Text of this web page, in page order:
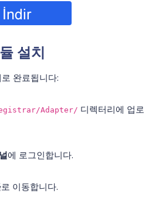
설치
완료됩니다:
Adapter/ 디렉터리에 업로
에 로그인합니다.
로 이동합니다.